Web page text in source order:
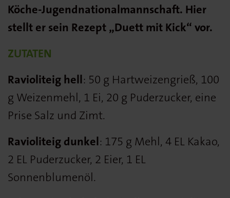
Köche-Jugendnationalmannschaft. Hier
stellt er sein Rezept „Duett mit Kick“ vor.
ZUTATEN
Ravioliteig hell: 50 g Hartweizengrieß, 100
g Weizenmehl, 1 Ei, 20 g Puderzucker, eine
Prise Salz und Zimt.
Ravioliteig dunkel: 175 g Mehl, 4 EL Kakao,
2 EL Puderzucker, 2 Eier, 1 EL
Sonnenblumenöl.